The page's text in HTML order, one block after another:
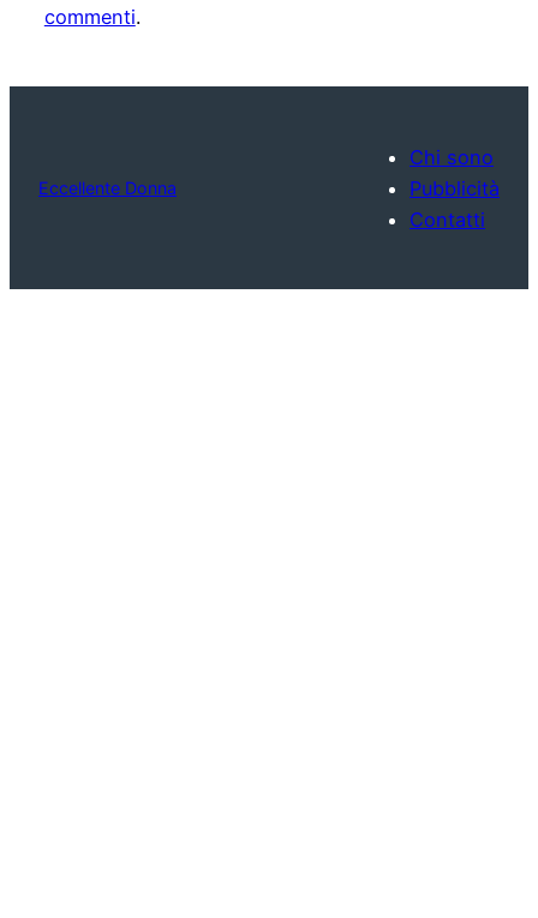
commenti.
Eccellente Donna
Chi sono
Pubblicità
Contatti